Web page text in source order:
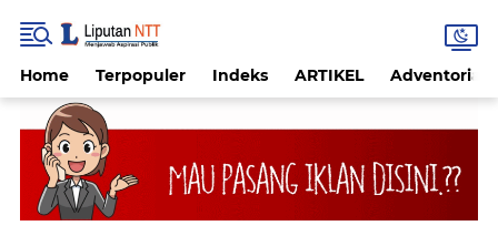
Home Terpopuler Indeks ARTIKEL Adventorial